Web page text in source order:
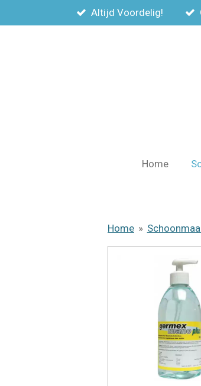
direct
Altijd Voordelig!
Home
Home »